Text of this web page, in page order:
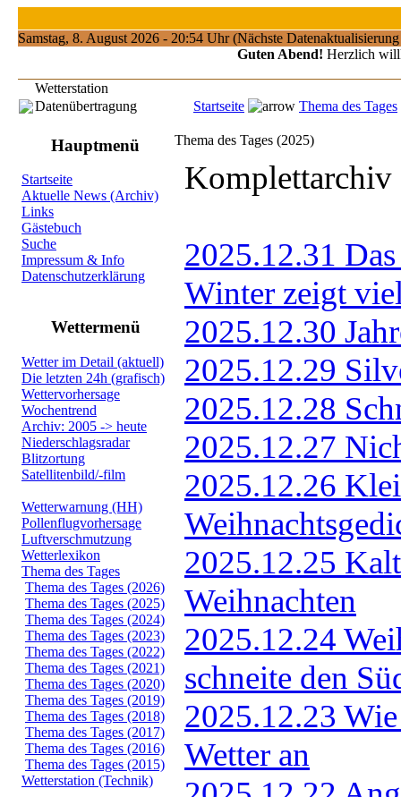
Samstag, 8. August 2026 - 20:54 Uhr (Nächste
Guten Abend! Herzlich
Wetterstation
Startseite
Thema des Tages
Datenübertragung
Hauptmenü
Startseite
Aktuelle News (Archiv)
Links
Gästebuch
Suche
Impressum & Info
Datenschutzerklärung
Wettermenü
Wetter im Detail (aktuell)
Die letzten 24h (grafisch)
Wettervorhersage
Wochentrend
Archiv: 2005 -> heute
Niederschlagsradar
Blitzortung
Satellitenbild/-film
Wetterwarnung (HH)
Pollenflugvorhersage
Luftverschmutzung
Wetterlexikon
Thema des Tages
Thema des Tages (2026)
Thema des Tages (2025)
Thema des Tages (2024)
Thema des Tages (2023)
Thema des Tages (2022)
Thema des Tages (2021)
Thema des Tages (2020)
Thema des Tages (2019)
Thema des Tages (2018)
Thema des Tages (2017)
Thema des Tages (2016)
Thema des Tages (2015)
Wetterstation (Technik)
Thema des Tages (2025)